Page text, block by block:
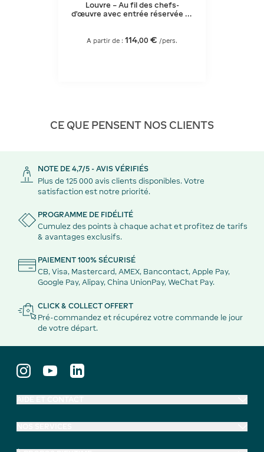
Louvre – Au fil des chefs-
d’œuvre avec entrée réservée et
A partir de :114,00 € /pers.
CE QUE PENSENT NOS CLIENTS
NOTE DE 4,7/5 - AVIS VÉRIFIÉS
Plus de 125 000 avis clients disponibles. Votre
satisfaction est notre priorité.
PROGRAMME DE FIDÉLITÉ
Cumulez des points à chaque achat et profitez de tarifs
& avantages exclusifs.
PAIEMENT 100% SÉCURISÉ
CB, Visa, Mastercard, AMEX, Bancontact, Apple Pay,
Google Pay, Alipay, China UnionPay, WeChat Pay.
CLICK & COLLECT OFFERT
Pré-commandez et récupérez votre commande le jour
de votre départ.